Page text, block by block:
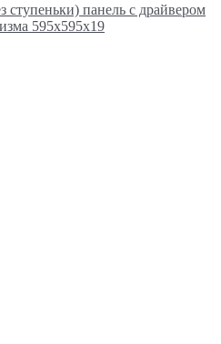
ступеньки) панель с драйвером
595x595x19